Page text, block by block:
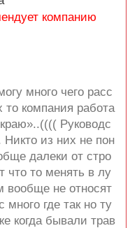
компанию
много чего расс
компания работа
Руководс
из них не пон
далеки от стро
что то менять в лу
вообще не относят
где так но ту
когда бывали трав